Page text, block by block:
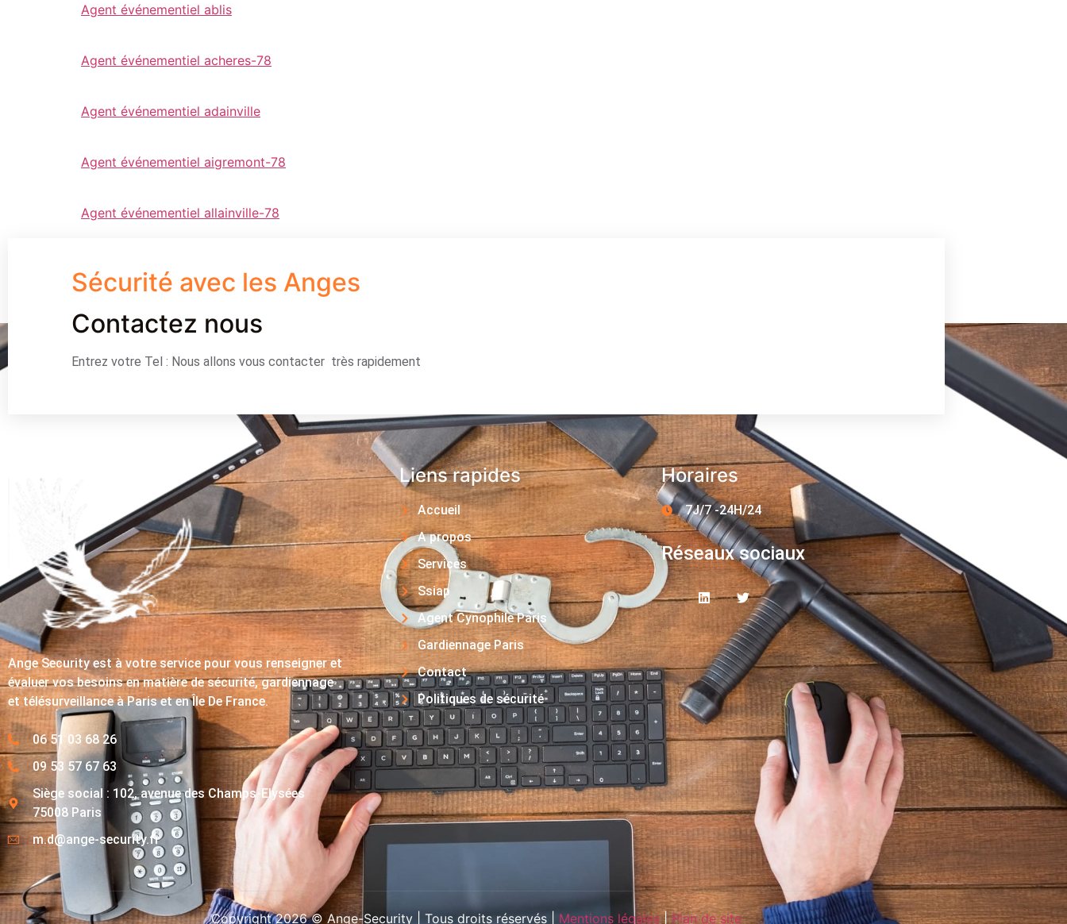
Agent événementiel ablis
Agent événementiel acheres-78
Agent événementiel adainville
Agent événementiel aigremont-78
Agent événementiel allainville-78
Sécurité avec les Anges
Contactez nous
Entrez votre Tel : Nous allons vous contacter très rapidement
Ange Security est à votre service pour vous renseigner et
évaluer vos besoins en matière de sécurité, gardiennage
et télésurveillance à Paris et en Île De France.
06 51 03 68 26
09 53 57 67 63
Siège social : 102, avenue des Champs-Elysées
75008 Paris
m.d@ange-security.fr
Liens rapides
Accueil
A propos
Services
Ssiap
Agent Cynophile Paris
Gardiennage Paris
Contact
Politiques de sécurité
Horaires
7J/7 -24H/24
Réseaux sociaux
Copyright 2026 © Ange-Security | Tous droits réservés | Mentions légales|Plan de site